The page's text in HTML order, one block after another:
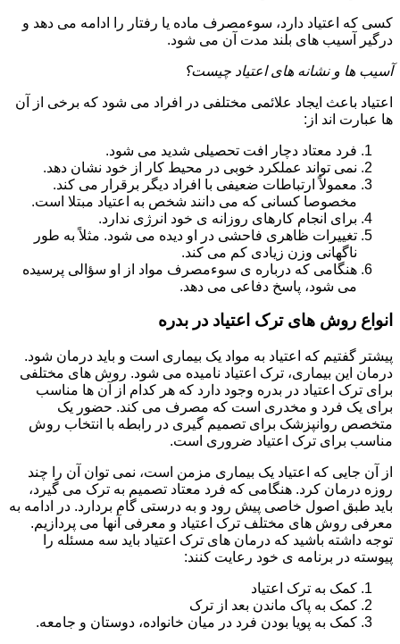
کسی که اعتیاد دارد، سوءمصرف ماده یا رفتار را ادامه می دهد و
درگیر آسیب های بلند مدت آن می شود.
آسیب ها و نشانه های اعتیاد چیست؟
اعتیاد باعث ایجاد علائمی مختلفی در افراد می شود که برخی از آن
ها عبارت اند از:
فرد معتاد دچار افت تحصیلی شدید می شود.
نمی تواند عملکرد خوبی در محیط کار از خود نشان دهد.
معمولاً ارتباطات ضعیفی با افراد دیگر برقرار می کند.
مخصوصا کسانی که می دانند شخص به اعتیاد مبتلا است.
برای انجام کارهای روزانه ی خود انرژی ندارد.
تغییرات ظاهری فاحشی در او دیده می شود. مثلاً به طور
ناگهانی وزن زیادی کم می کند.
هنگامی که درباره ی سوءمصرف مواد از او سؤالی پرسیده
می شود، پاسخ دفاعی می دهد.
انواع روش های ترک اعتیاد در بدره
پیشتر گفتیم که اعتیاد به مواد یک بیماری است و باید درمان شود.
درمان این بیماری، ترک اعتیاد نامیده می شود. روش های مختلفی
برای ترک اعتیاد در بدره وجود دارد که هر کدام از آن ها مناسب
برای یک فرد و مخدری است که مصرف می کند. حضور یک
متخصص روانپزشک برای تصمیم گیری در رابطه با انتخاب روش
مناسب برای ترک اعتیاد ضروری است.
از آن جایی که اعتیاد یک بیماری مزمن است، نمی توان آن را چند
روزه درمان کرد. هنگامی که فرد معتاد تصمیم به ترک می گیرد،
باید طبق اصول خاصی پیش رود و به درستی گام بردارد. در ادامه به
معرفی روش های مختلف ترک اعتیاد و معرفی آنها می پردازیم.
توجه داشته باشید که درمان های ترک اعتیاد باید سه مسئله را
پیوسته در برنامه ی خود رعایت کنند:
کمک به ترک اعتیاد
کمک به پاک ماندن بعد از ترک
کمک به پویا بودن فرد در میان خانواده، دوستان و جامعه.